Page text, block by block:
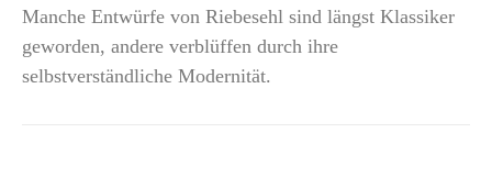
Manche Entwürfe von Riebesehl sind längst Klassiker
geworden, andere verblüffen durch ihre
selbstverständliche Modernität.